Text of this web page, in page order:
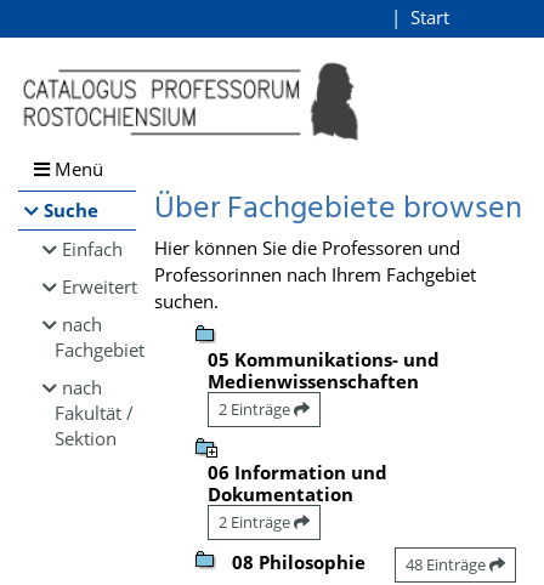
Browsen
direkt zum Inhalt
Start
Menü
Suche
Einfach
Erweitert
nach
Fachgebiet
nach
Fakultät /
Sektion
Über Fachgebiete browsen
Hier können Sie die Professoren und
Professorinnen nach Ihrem Fachgebiet
suchen.
05 Kommunikations- und
Medienwissenschaften
2 Einträge
06 Information und
Dokumentation
2 Einträge
08 Philosophie 48 Einträge